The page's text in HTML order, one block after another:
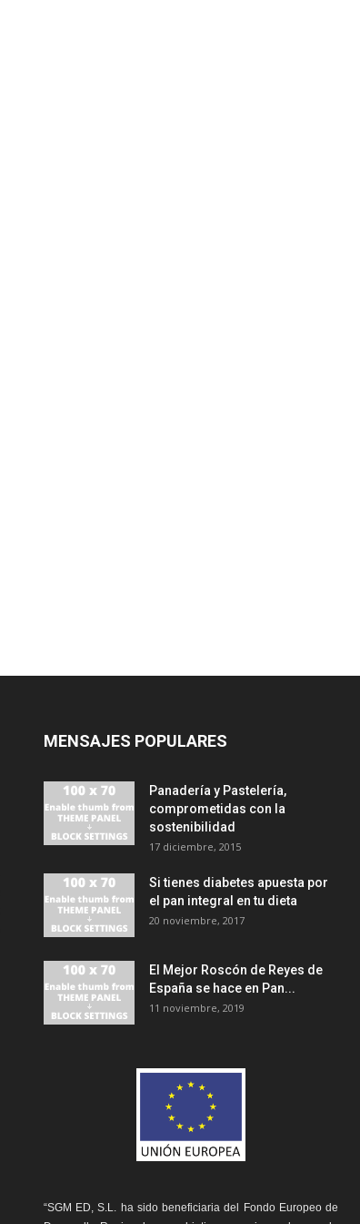
MENSAJES POPULARES
Panadería y Pastelería,
comprometidas con la
sostenibilidad
17 diciembre, 2015
Si tienes diabetes apuesta por
el pan integral en tu dieta
20 noviembre, 2017
El Mejor Roscón de Reyes de
España se hace en Pan...
11 noviembre, 2019
“SGM ED, S.L. ha sido beneficiaria del Fondo Europeo de